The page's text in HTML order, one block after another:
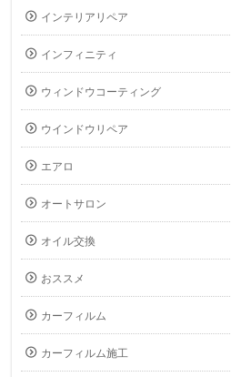
インテリアリペア
インフィニティ
ウィンドウコーティング
ウインドウリペア
エアロ
オートサロン
オイル交換
おススメ
カーフィルム
カーフィルム施工